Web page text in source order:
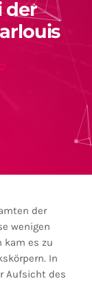
der
der
wenigen
kam es zu
In
Aufsicht des